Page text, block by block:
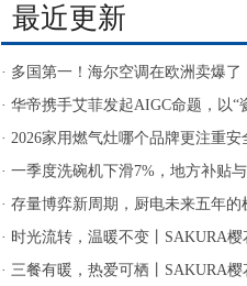
最近更新
· 多国第一！海尔空调在欧洲卖爆了
· 华帝携手艾菲发起AIGC命题，以“
厨房美学
· 2026家用燃气灶哪个品牌更注重
Q6-M6双重定时熄火多重防护厨房
· 一季度洗碗机下滑7%，地方补贴
为“破局双翼”？
· 存量博弈新周期，厨电未来五年的
· 时光流转，温暖不变丨SAKURA
心始终如约而至
· 三餐有暖，热爱可栖丨SAKURA